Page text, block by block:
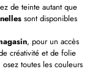
de teinte autant que
sont disponibles
, pour un accès
créativité et de folie
osez toutes les couleurs